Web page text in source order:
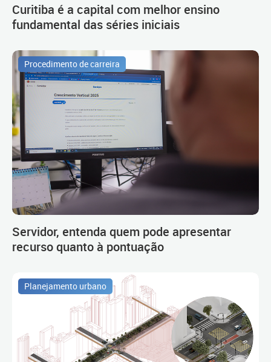
Curitiba é a capital com melhor ensino
fundamental das séries iniciais
Procedimento de carreira
Servidor, entenda quem pode apresentar
recurso quanto à pontuação
Planejamento urbano